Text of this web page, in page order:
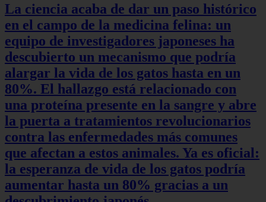
La ciencia acaba de dar un paso histórico
en el campo de la medicina felina: un
equipo de investigadores japoneses ha
descubierto un mecanismo que podría
alargar la vida de los gatos hasta en un
80%. El hallazgo está relacionado con
una proteína presente en la sangre y abre
la puerta a tratamientos revolucionarios
contra las enfermedades más comunes
que afectan a estos animales. Ya es oficial:
la esperanza de vida de los gatos podría
aumentar hasta un 80% gracias a un